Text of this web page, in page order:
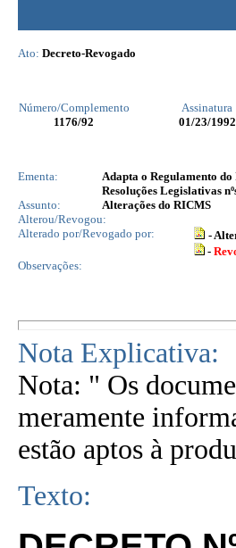
Ato: Decreto-Revogado
Número/Complemento Assinatura
1176/92 01/23/1992
Ementa:
Adapta o Regulamento do
Resoluções Legislativas
Assunto:
Alterações do RICMS
Alterou/Revogou:
Alterado por/Revogado por:
-
-
Observações:
Nota Explicativa:
Nota: " Os
meramente
estão aptos à
Texto: